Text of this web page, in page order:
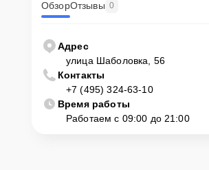
ОбзорОтзывы 0
Адрес
улица Шаболовка, 56
Контакты
+7 (495) 324-63-10
Время работы
Работаем с 09:00 до 21:00